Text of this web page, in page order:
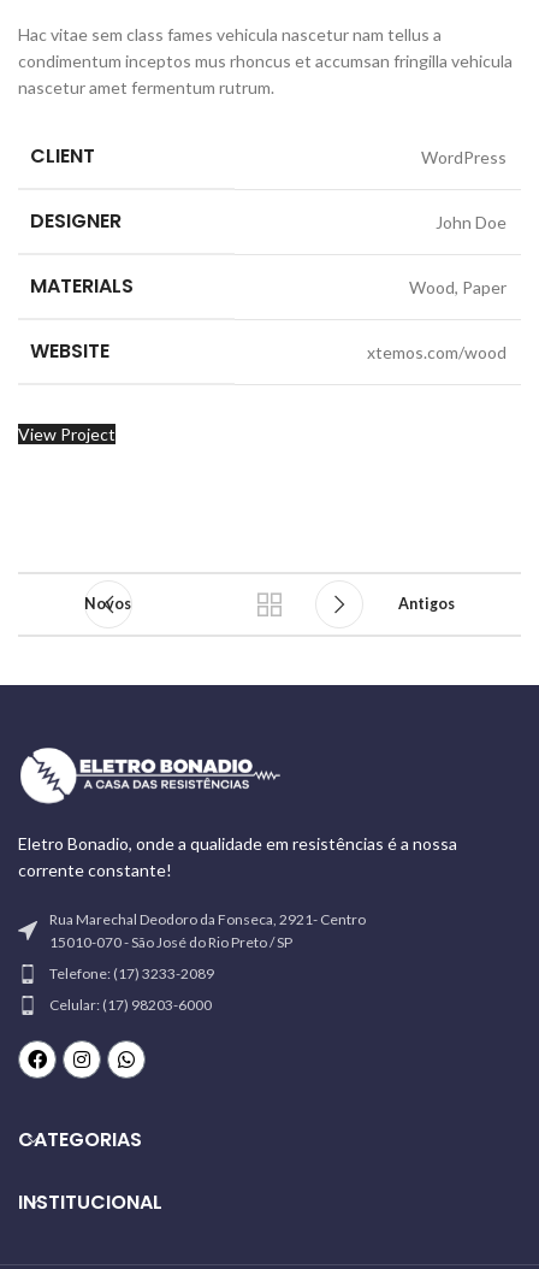
Hac vitae sem class fames vehicula nascetur nam tellus a
condimentum inceptos mus rhoncus et accumsan fringilla vehicula
nascetur amet fermentum rutrum.
CLIENT WordPress
DESIGNER John Doe
MATERIALS Wood, Paper
WEBSITE xtemos.com/wood
View Project
Novos Antigos
Eletro Bonadio, onde a qualidade em resistências é a nossa
corrente constante!
Rua Marechal Deodoro da Fonseca, 2921- Centro
15010-070 - São José do Rio Preto / SP
Telefone: (17) 3233-2089
Celular: (17) 98203-6000
CATEGORIAS
INSTITUCIONAL